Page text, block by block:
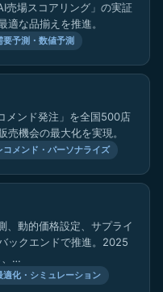
売場スコアリング」の実証
適な品揃えを推進。
要予測・数値予測
メンド発注」を全国500店
機会の最大化を実現。
コメンド・パーソナライズ
、動的価格設定、サプライ
ックエンドで推進。2025
、…
適化・シミュレーション